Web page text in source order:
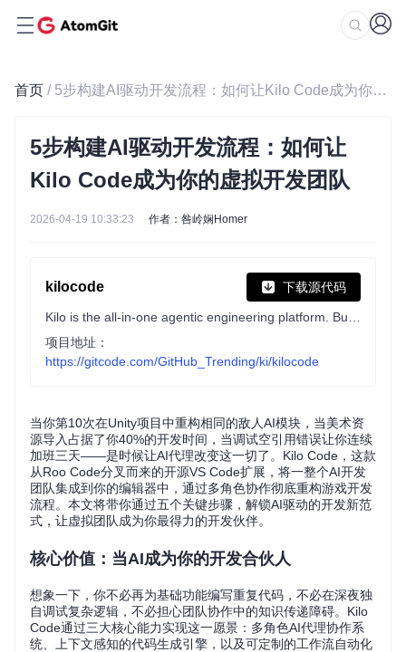
首页 / 5步构建AI驱动开发流程：如何让Kilo Code成为你的虚拟开发团队
5步构建AI驱动开发流程：如何让
Kilo Code成为你的虚拟开发团队
2026-04-19 10:33:23 作者：咎岭娴Homer
kilocode 下载源代码
项目地址：
https://gitcode.com/GitHub_Trending/ki/kilocode
当你第10次在Unity项目中重构相同的敌人AI模块，当美术资
源导入占据了你40%的开发时间，当调试空引用错误让你连续
加班三天——是时候让AI代理改变这一切了。Kilo Code，这款
从Roo Code分叉而来的开源VS Code扩展，将一整个AI开发
团队集成到你的编辑器中，通过多角色协作彻底重构游戏开发
流程。本文将带你通过五个关键步骤，解锁AI驱动的开发新范
式，让虚拟团队成为你最得力的开发伙伴。
核心价值：当AI成为你的开发合伙人
想象一下，你不必再为基础功能编写重复代码，不必在深夜独
自调试复杂逻辑，不必担心团队协作中的知识传递障碍。Kilo
Code通过三大核心能力实现这一愿景：多角色AI代理协作系
统、上下文感知的代码生成引擎，以及可定制的工作流自动化